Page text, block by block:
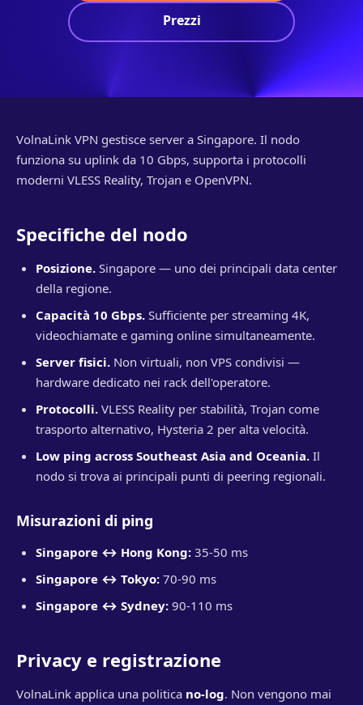
Prezzi
VolnaLink VPN gestisce server a Singapore. Il nodo
funziona su uplink da 10 Gbps, supporta i protocolli
moderni VLESS Reality, Trojan e OpenVPN.
Specifiche del nodo
Posizione. Singapore — uno dei principali data center
della regione.
Capacità 10 Gbps. Sufficiente per streaming 4K,
videochiamate e gaming online simultaneamente.
Server fisici. Non virtuali, non VPS condivisi —
hardware dedicato nei rack dell'operatore.
Protocolli. VLESS Reality per stabilità, Trojan come
trasporto alternativo, Hysteria 2 per alta velocità.
Low ping across Southeast Asia and Oceania. Il
nodo si trova ai principali punti di peering regionali.
Misurazioni di ping
Singapore ↔ Hong Kong: 35-50 ms
Singapore ↔ Tokyo: 70-90 ms
Singapore ↔ Sydney: 90-110 ms
Privacy e registrazione
VolnaLink applica una politica no-log. Non vengono mai